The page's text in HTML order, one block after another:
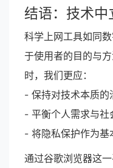
结语：技术中
科学上网工具如同
于使用者的目的与
时，我们更应：
- 保持对技术本质的
- 平衡个人需求与社
- 将隐私保护作为基
通过谷歌浏览器这